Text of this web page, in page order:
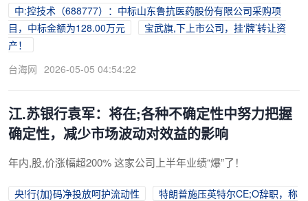
中:控技术（688777）：中标山东鲁抗医药股份有限公司采购项
目，中标金额为128.00万元
宝武旗,下上市公司，挂‘牌’转让资
产！
台海网 2026-05-05 04:54:22
江.苏银行袁军：将在;各种不确定性中努力把握
确定性，减少市场波动对效益的影响
年内,股,价涨幅超200% 这家公司上半年业绩“爆”了！
央!行{加}码净投放呵护流动性
特朗普施压英特尔CE;O辞职，称